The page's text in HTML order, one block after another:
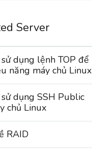
Server
dụng lệnh TOP để
năng máy chủ Linux
dụng SSH Public
chủ Linux
RAID